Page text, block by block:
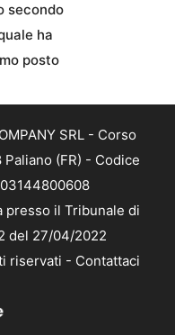
secondo
ha
posto
SRL - Corso
(FR) - Codice
presso il Tribunale di
del 27/04/2022
riservati - Contattaci